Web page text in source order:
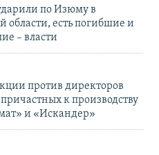
по Изюму в
области, есть погибшие и
– власти
против директоров
к производству
и «Искандер»